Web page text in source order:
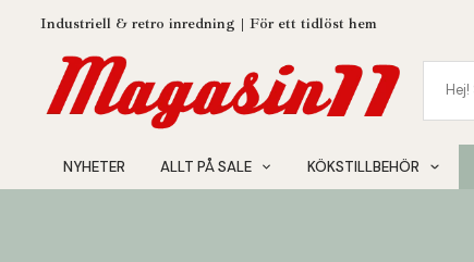
Industriell & retro inredning | För ett tidlöst hem
NYHETER ALLT PÅ SALE KÖKSTILLBEHÖR